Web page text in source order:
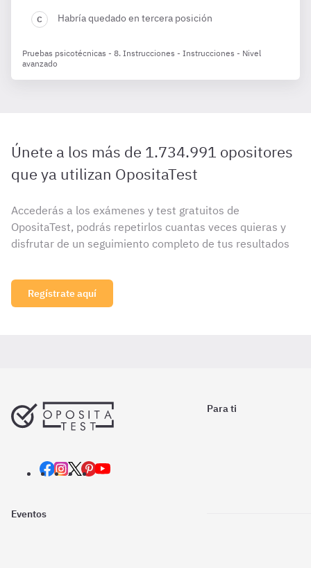
Habría quedado en tercera posición
Pruebas psicotécnicas - 8. Instrucciones - Instrucciones - Nivel
avanzado
Únete a los más de 1.734.991 opositores
que ya utilizan OpositaTest
Accederás a los exámenes y test gratuitos de
OpositaTest, podrás repetirlos cuantas veces quieras y
disfrutar de un seguimiento completo de tus resultados
Regístrate aquí
Para ti
Eventos